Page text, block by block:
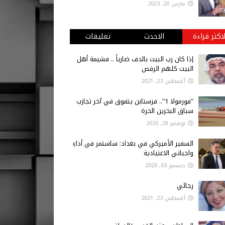
مارس 20, 2023
قراءة الاحدث تعليقات
إذا كان رب البيت بالدف ضارباً .. فشيمة أهل
البيت كلهم الرقص
أغسطس 23, 2021
"فورمولا 1".. فرستابن يتفوق في آخر تجارب
سباق البحرين الحرة
نوفمبر 28, 2020
السفير الأميركي في بغداد: ساستمر في أداءِ
واجباتي الاعتيادية
ديسمبر 03, 2020
رجائي
أغسطس 23, 2021